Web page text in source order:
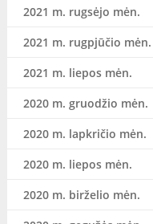
2021 m. rugsėjo mėn.
2021 m. rugpjūčio mėn.
2021 m. liepos mėn.
2020 m. gruodžio mėn.
2020 m. lapkričio mėn.
2020 m. liepos mėn.
2020 m. birželio mėn.